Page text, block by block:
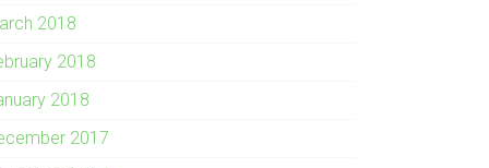
2018
2018
2018
2017